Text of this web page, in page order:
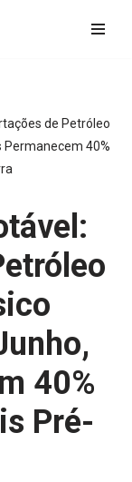
de Petróleo
40%
40%
Pré-